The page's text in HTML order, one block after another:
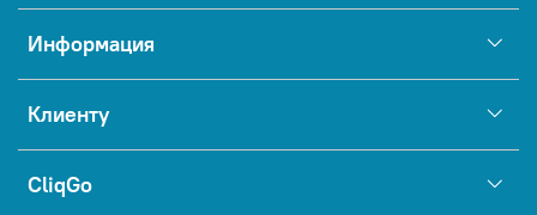
Информация
Клиенту
CliqGo